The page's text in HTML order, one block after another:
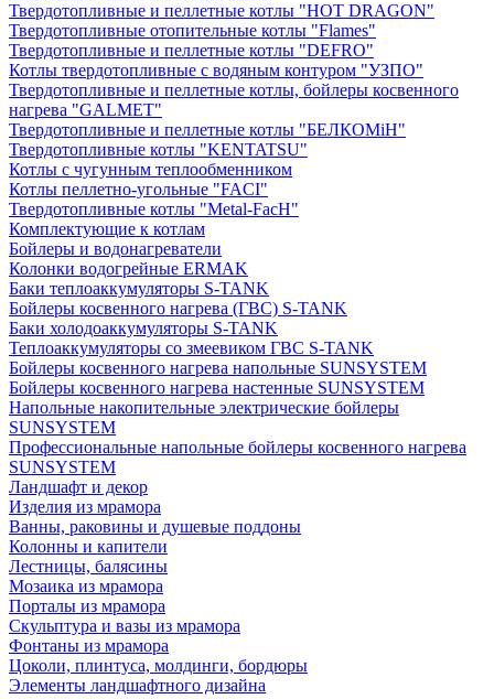
Твердотопливные и пеллетные котлы "HOT DRAGON"
Твердотопливные отопительные котлы "Flames"
Твердотопливные и пеллетные котлы "DEFRO"
Котлы твердотопливные с водяным контуром "УЗПО"
Твердотопливные и пеллетные котлы, бойлеры косвенного
нагрева "GALMET"
Твердотопливные и пеллетные котлы "БЕЛКОМiН"
Твердотопливные котлы "KENTATSU"
Котлы с чугунным теплообменником
Котлы пеллетно-угольные "FACI"
Твердотопливные котлы "Metal-FacH"
Комплектующие к котлам
Бойлеры и водонагреватели
Колонки водогрейные ERMAK
Баки теплоаккумуляторы S-TANK
Бойлеры косвенного нагрева (ГВС) S-TANK
Баки холодоаккумуляторы S-TANK
Теплоаккумуляторы со змеевиком ГВС S-TANK
Бойлеры косвенного нагрева напольные SUNSYSTEM
Бойлеры косвенного нагрева настенные SUNSYSTEM
Напольные накопительные электрические бойлеры
SUNSYSTEM
Профессиональные напольные бойлеры косвенного нагрева
SUNSYSTEM
Ландшафт и декор
Изделия из мрамора
Ванны, раковины и душевые поддоны
Колонны и капители
Лестницы, балясины
Мозаика из мрамора
Порталы из мрамора
Скульптура и вазы из мрамора
Фонтаны из мрамора
Цоколи, плинтуса, молдинги, бордюры
Элементы ландшафтного дизайна